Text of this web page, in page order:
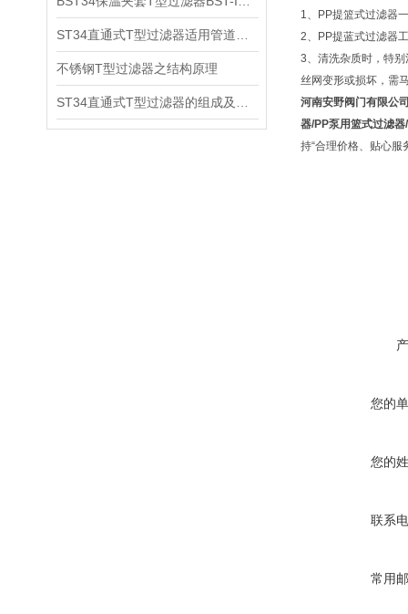
不锈钢T型过滤器之结构原理
1、PP提篮式过滤器
2、PP提蓝式过滤器
3、清洗杂质时，特
丝网变形或损坏，需
河南安野阀门有限公
器/PP泵用篮式过滤
持“合理价格、贴心
您的
您的
联系
常用